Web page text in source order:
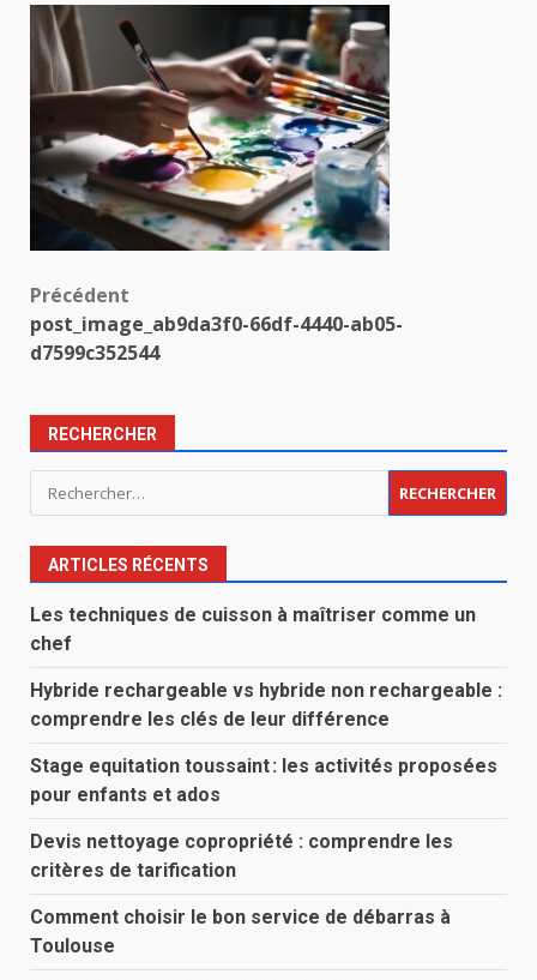
Navigation
d’article
Précédent
post_image_ab9da3f0-66df-4440-ab05-
d7599c352544
RECHERCHER
Rechercher :
ARTICLES RÉCENTS
Les techniques de cuisson à maîtriser comme un
chef
Hybride rechargeable vs hybride non rechargeable :
comprendre les clés de leur différence
Stage equitation toussaint : les activités proposées
pour enfants et ados
Devis nettoyage copropriété : comprendre les
critères de tarification
Comment choisir le bon service de débarras à
Toulouse